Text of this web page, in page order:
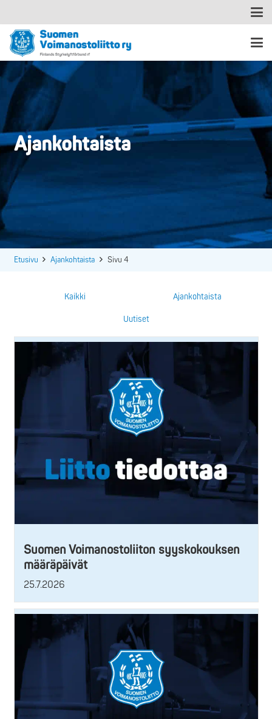
Ajankohtaista
Etusivu Ajankohtaista Sivu 4
Kaikki Ajankohtaista
Uutiset
Suomen Voimanostoliiton syyskokouksen
määräpäivät
25.7.2026